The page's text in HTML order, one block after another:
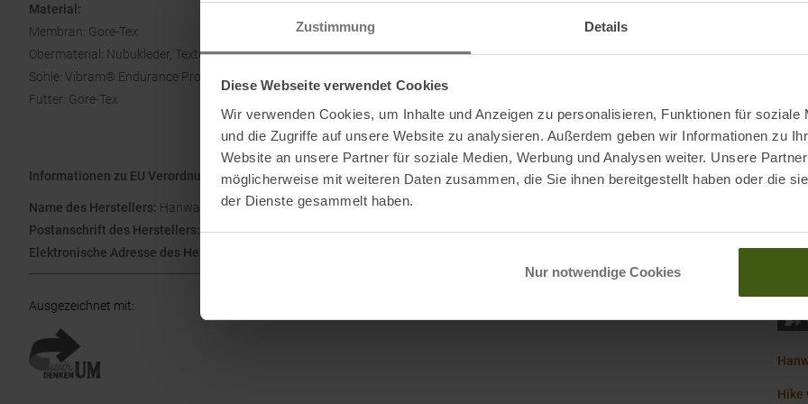
Zustimmung Details
Diese Webseite verwendet Cookies
Wir verwenden Cookies, um Inhalte und Anzeigen zu personalisieren, Funktionen für soziale
und die Zugriffe auf unsere Website zu analysieren. Außerdem geben wir Informationen zu
Website an unsere Partner für soziale Medien, Werbung und Analysen weiter. Unsere
möglicherweise mit weiteren Daten zusammen, die Sie ihnen bereitgestellt haben oder die
der Dienste gesammelt haben.
Nur notwendige Cookies
Material:
Membran: Gore-Tex
Obermaterial: Nubukleder, Textil
Sohle: Vibram® Endurance Pro
Futter: Gore-Tex
Informationen zu EU Verordnung GPSR
Name des Herstellers: Hanwag GmbH
Postanschrift des Herstellers:Wiesenfeldstraße 7, 85265 Vierkichen
Elektronische Adresse des Herstellers:
Ausgezeichnet mit:
Hike